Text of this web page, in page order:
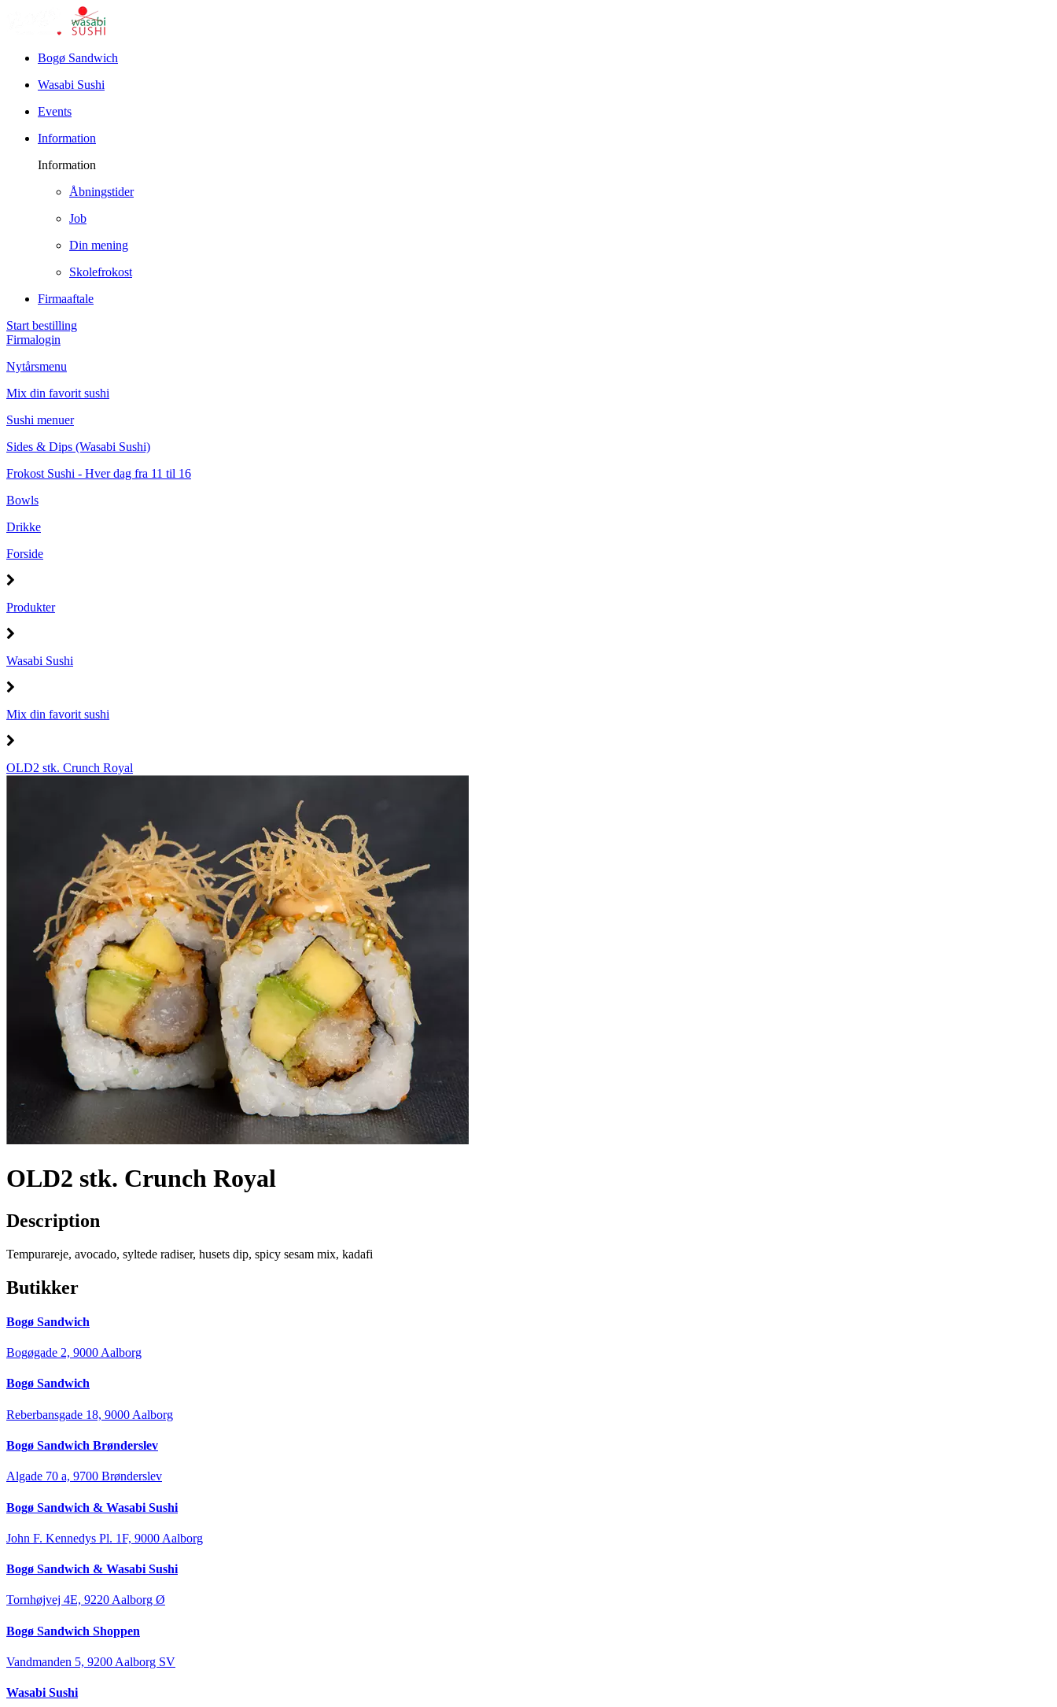
Bogø Sandwich
Wasabi Sushi
Events
Information
Information
Åbningstider
Job
Din mening
Skolefrokost
Firmaaftale
Start bestilling
Firmalogin
Nytårsmenu
Mix din favorit sushi
Sushi menuer
Sides & Dips (Wasabi Sushi)
Frokost Sushi - Hver dag fra 11 til 16
Bowls
Drikke
Forside
Produkter
Wasabi Sushi
Mix din favorit sushi
OLD2 stk. Crunch Royal
OLD2 stk. Crunch Royal
Description
Tempurareje, avocado, syltede radiser, husets dip, spicy sesam mix, kadafi
Butikker
Bogø Sandwich
Bogøgade 2, 9000 Aalborg
Bogø Sandwich
Reberbansgade 18, 9000 Aalborg
Bogø Sandwich Brønderslev
Algade 70 a, 9700 Brønderslev
Bogø Sandwich & Wasabi Sushi
John F. Kennedys Pl. 1F, 9000 Aalborg
Bogø Sandwich & Wasabi Sushi
Tornhøjvej 4E, 9220 Aalborg Ø
Bogø Sandwich Shoppen
Vandmanden 5, 9200 Aalborg SV
Wasabi Sushi